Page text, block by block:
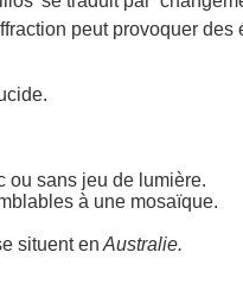
peut provoquer des
ou sans jeu de lumière.
à une mosaïque.
situent en Australie.